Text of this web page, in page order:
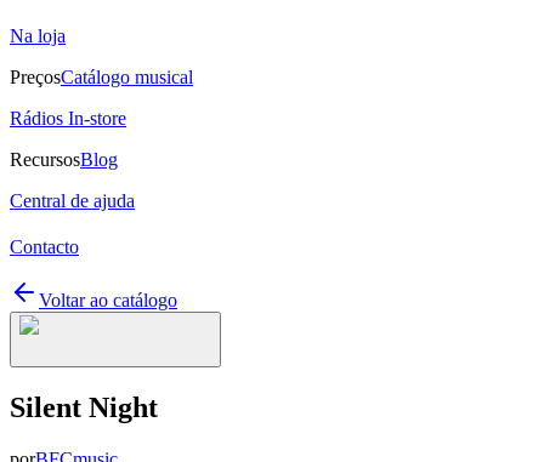
Na loja
PreçosCatálogo musical
Rádios In-store
RecursosBlog
Central de ajuda
Contacto
Voltar ao catálogo
Silent Night